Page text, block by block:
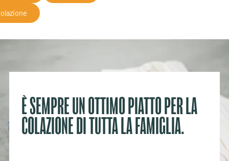
È SEMPRE UN OTTIMO PIATTO PER LA
COLAZIONE DI TUTTA LA FAMIGLIA.